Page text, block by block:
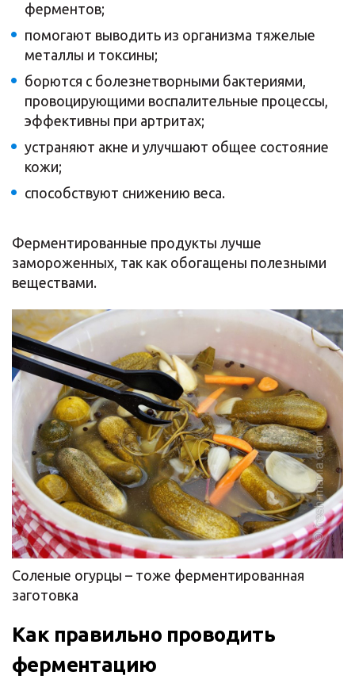
ферментов;
помогают выводить из организма тяжелые
металлы и токсины;
борются с болезнетворными бактериями,
провоцирующими воспалительные процессы,
эффективны при артритах;
устраняют акне и улучшают общее состояние
кожи;
способствуют снижению веса.
Ферментированные продукты лучше
замороженных, так как обогащены полезными
веществами.
Соленые огурцы – тоже ферментированная
заготовка
Как правильно проводить
ферментацию